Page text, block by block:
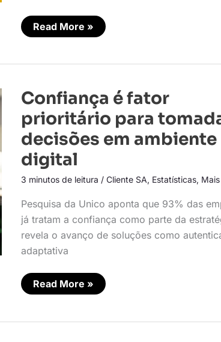
Read More »
Confiança é fator
prioritário para
decisões em ambiente
digital
3 minutos de leitura / Cliente SA, Estatísticas,
Pesquisa da Unico aponta que 93% das
já tratam a confiança como parte da
revela o avanço de soluções como
adaptativa
Confiança
é
fator
prioritário
tomada
de
decisões
em
ambiente
Read More »